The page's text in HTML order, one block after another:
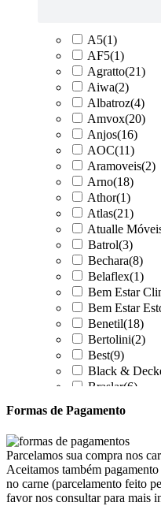
A5(1)
AF5(1)
Agratto(21)
Aiwa(2)
Albatroz(4)
Amvox(20)
Anjos(16)
AOC(11)
Aramoveis(2)
Arno(18)
Athor(1)
Atlas(21)
Atualle
Batrol(3)
Bechara(8)
Belaflex(1)
Bem Estar
Bem Estar
Benetil(18)
Bertolini(2)
Best(9)
Black &
Braslar(6)
Britânia
cadence
Cairu(7)
Canaã Moveis
Canaã Móveis
Carioca
Formas de Pagamento
Parcelamos sua compra nos
Aceitamos também
no carne (parcelamento feito
favor nos consultar para mais